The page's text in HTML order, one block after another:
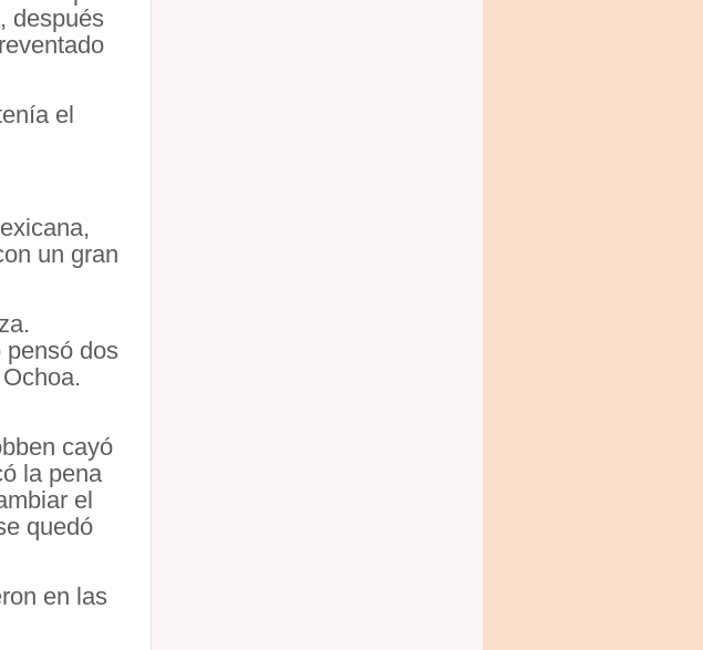
después
el
un gran
pensó dos
cayó
la pena
el
quedó
en las